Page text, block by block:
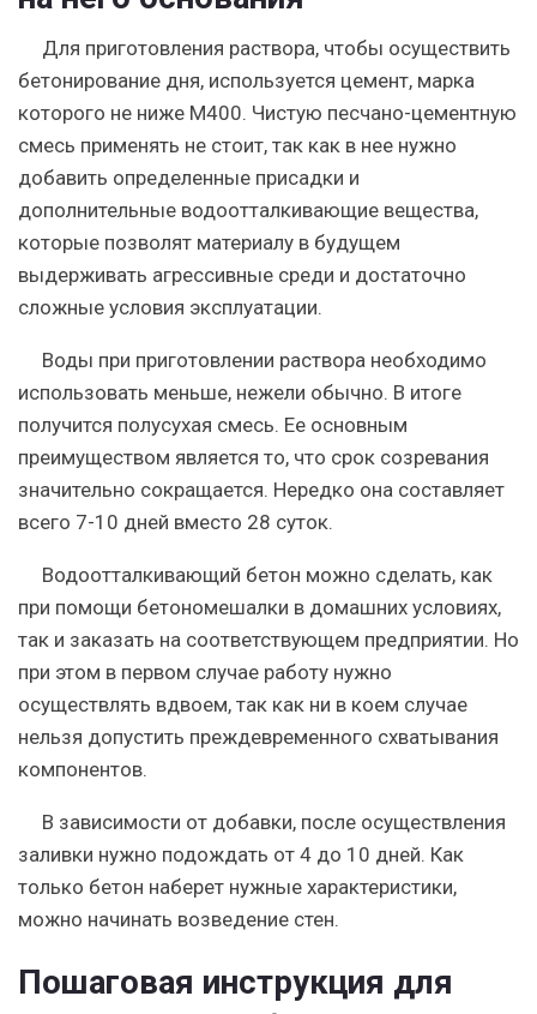
Для приготовления раствора, чтобы осуществить
бетонирование дня, используется цемент, марка
которого не ниже М400. Чистую песчано-цементную
смесь применять не стоит, так как в нее нужно
добавить определенные присадки и
дополнительные водоотталкивающие вещества,
которые позволят материалу в будущем
выдерживать агрессивные среди и достаточно
сложные условия эксплуатации.
Воды при приготовлении раствора необходимо
использовать меньше, нежели обычно. В итоге
получится полусухая смесь. Ее основным
преимуществом является то, что срок созревания
значительно сокращается. Нередко она составляет
всего 7-10 дней вместо 28 суток.
Водоотталкивающий бетон можно сделать, как
при помощи бетономешалки в домашних условиях,
так и заказать на соответствующем предприятии. Но
при этом в первом случае работу нужно
осуществлять вдвоем, так как ни в коем случае
нельзя допустить преждевременного схватывания
компонентов.
В зависимости от добавки, после осуществления
заливки нужно подождать от 4 до 10 дней. Как
только бетон наберет нужные характеристики,
можно начинать возведение стен.
Пошаговая инструкция для